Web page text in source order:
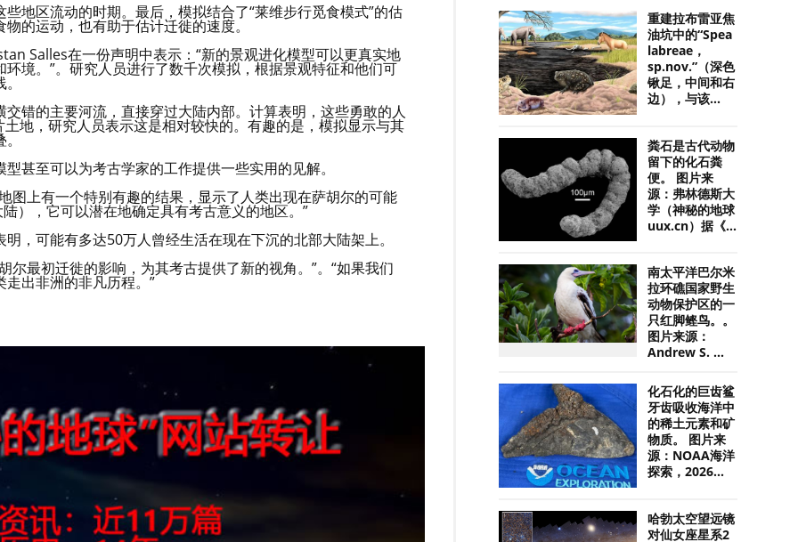
地区流动的时期。最后，模拟结合了“莱维步行觅食模式”的估
的运动，也有助于估计迁徙的速度。
Salles在一份声明中表示：“新的景观进化模型可以更真实地
境。”。研究人员进行了数千次模拟，根据景观特征和他们可
错的主要河流，直接穿过大陆内部。计算表明，这些勇敢的人
地，研究人员表示这是相对较快的。有趣的是，模拟显示与其
甚至可以为考古学家的工作提供一些实用的见解。
图上有一个特别有趣的结果，显示了人类出现在萨胡尔的可能
），它可以潜在地确定具有考古意义的地区。”
，可能有多达50万人曾经生活在现在下沉的北部大陆架上。
最初迁徙的影响，为其考古提供了新的视角。”。“如果我们
出非洲的非凡历程。”
重建拉布雷亚焦
油坑中的“Spea
labreae，
sp.nov.”（深色
锹足，中间和右
边），与该...
粪石是古代动物
留下的化石粪
便。 图片来
源：弗林德斯大
学（神秘的地球
uux.cn）据《...
南太平洋巴尔米
拉环礁国家野生
动物保护区的一
只红脚鲣鸟。。
图片来源：
Andrew S. ...
化石化的巨齿鲨
牙齿吸收海洋中
的稀土元素和矿
物质。 图片来
源：NOAA海洋
探索，2026...
哈勃太空望远镜
对仙女座星系2